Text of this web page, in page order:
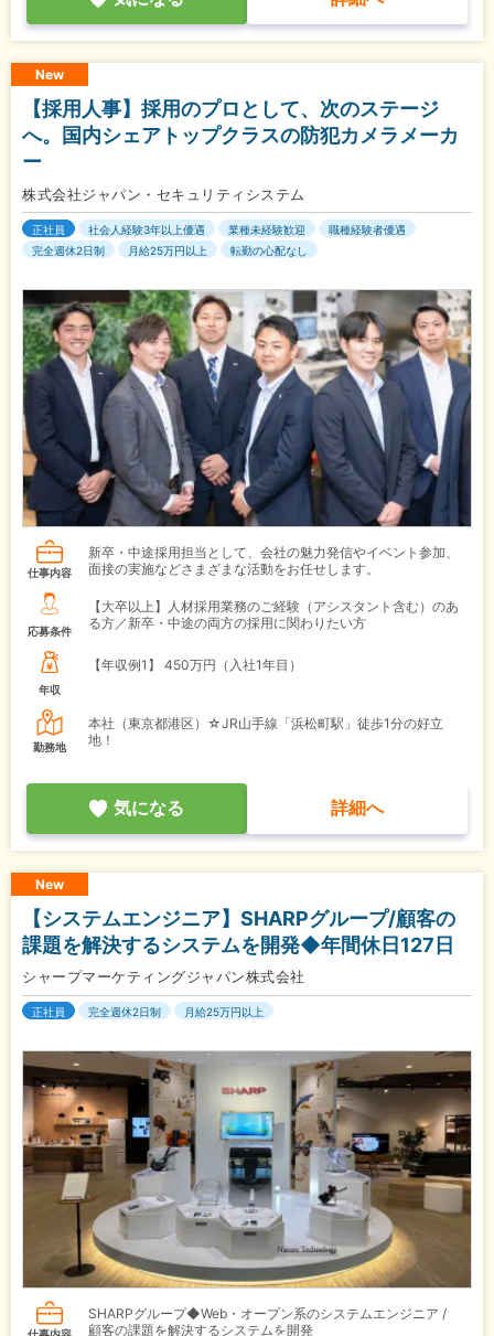
New
【採用人事】採用のプロとして、次のステージ
へ。国内シェアトップクラスの防犯カメラメーカ
ー
株式会社ジャパン・セキュリティシステム
正社員 社会人経験3年以上優遇 業種未経験歓迎
職種経験者優遇
完全週休2日制
月給25万円以上 転勤の心配なし
仕事内容
新卒・中途採用担当として、会社の魅力発信やイベント参加、
面接の実施などさまざまな活動をお任せします。
応募条件
【大卒以上】人材採用業務のご経験（アシスタント含む）のあ
る方／新卒・中途の両方の採用に関わりたい方
年収
【年収例1】 450万円（入社1年目）
勤務地
本社（東京都港区）☆JR山手線「浜松町駅」徒歩1分の好立
地！
気になる 詳細へ
New
【システムエンジニア】SHARPグループ/顧客の
課題を解決するシステムを開発◆年間休日127日
シャープマーケティングジャパン株式会社
正社員 完全週休2日制 月給25万円以上
SHARPグループ◆Web・オープン系のシステムエンジニア /
顧客の課題を解決するシステムを開発